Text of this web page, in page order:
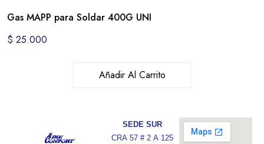
Gas MAPP para Soldar 400G UNI
$ 25.000
Añadir Al Carrito
SEDE SUR
CRA 57 # 2 A 125